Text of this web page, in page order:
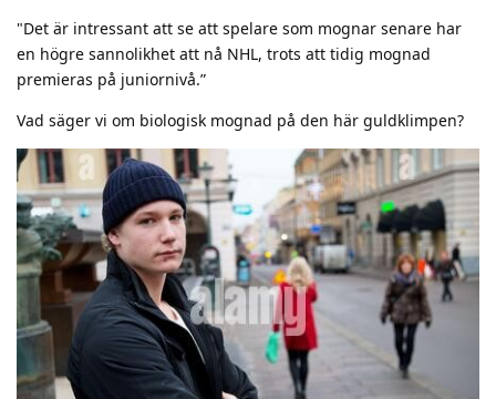
"Det är intressant att se att spelare som mognar senare har
en högre sannolikhet att nå NHL, trots att tidig mognad
premieras på juniornivå.”
Vad säger vi om biologisk mognad på den här guldklimpen?